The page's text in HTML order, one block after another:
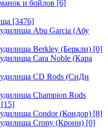
и бойлов [6]
[3476]
Abu Garcia (Абу
Berkley (Беркли) [0]
Cara Noble (Кара
CD Rods (СиДи
Champion Rods
[15]
Condor (Кондор) [8]
Crony (Крони) [0]